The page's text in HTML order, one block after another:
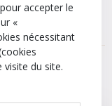
accepter le
«
nécessitant
du site.